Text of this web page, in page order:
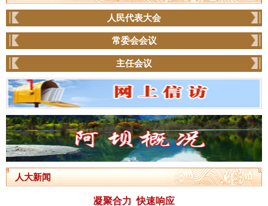
人民代表大会
常委会会议
主任会议
人大新闻
凝聚合力 快速响应